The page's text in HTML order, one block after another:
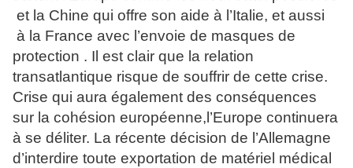
et la Chine qui offre son aide à l’Italie, et aussi
à la France avec l’envoie de masques de
protection . Il est clair que la relation
transatlantique risque de souffrir de cette crise.
Crise qui aura également des conséquences
sur la cohésion européenne,l’Europe continuera
à se déliter. La récente décision de l’Allemagne
d’interdire toute exportation de matériel médical